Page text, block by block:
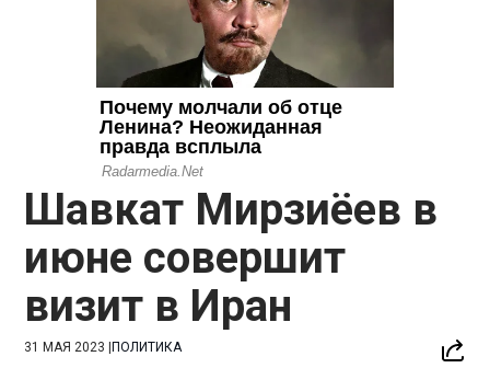
Шавкат Мирзиёев в
июне совершит
визит в Иран
31 МАЯ 2023 |ПОЛИТИКА